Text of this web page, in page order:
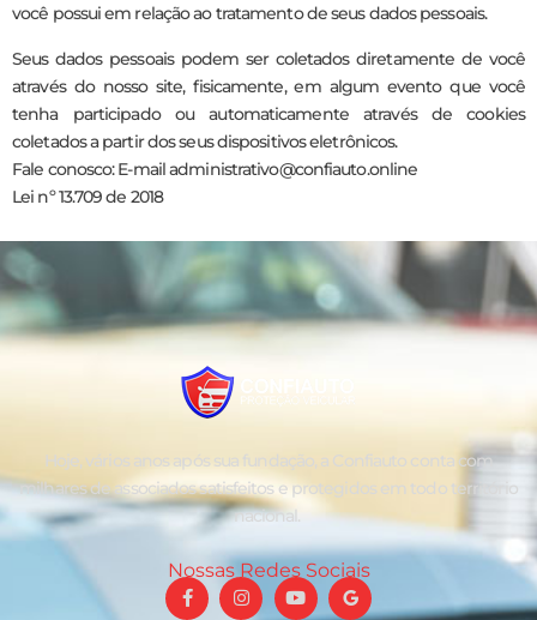
você possui em relação ao tratamento de seus dados pessoais.
Seus dados pessoais podem ser coletados diretamente de você
através do nosso site, fisicamente, em algum evento que você
tenha participado ou automaticamente através de cookies
coletados a partir dos seus dispositivos eletrônicos.
Fale conosco: E-mail administrativo@confiauto.online
Lei nº 13.709 de 2018
Hoje, vários anos após sua fundação, a Confiauto conta com
milhares de associados satisfeitos e protegidos em todo território
nacional.
Nossas Redes Sociais